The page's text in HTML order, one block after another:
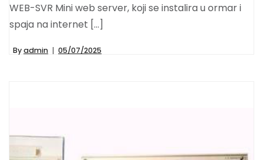
WEB-SVR Mini web server, koji se instalira u ormar i
spaja na internet […]
Byadmin 05/07/2025